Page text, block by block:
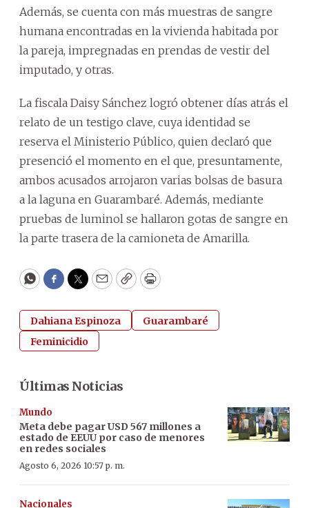
Además, se cuenta con más muestras de sangre
humana encontradas en la vivienda habitada por
la pareja, impregnadas en prendas de vestir del
imputado, y otras.
La fiscala Daisy Sánchez logró obtener días atrás el
relato de un testigo clave, cuya identidad se
reserva el Ministerio Público, quien declaró que
presenció el momento en el que, presuntamente,
ambos acusados arrojaron varias bolsas de basura
a la laguna en Guarambaré. Además, mediante
pruebas de luminol se hallaron gotas de sangre en
la parte trasera de la camioneta de Amarilla.
WhatsApp
Facebook
Twitter
EmailCopyPrint
Dahiana Espinoza
Guarambaré
Feminicidio
Últimas Noticias
Mundo
Meta debe pagar USD 567 millones a
estado de EEUU por caso de menores
en redes sociales
Agosto 6, 2026 10:57 p. m.
Nacionales